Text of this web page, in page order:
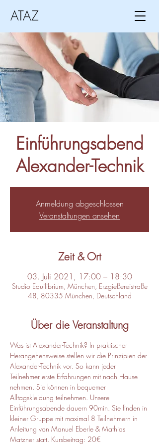
ATAZ
Einführungsabend
Alexander-Technik
Anmeldung abgeschlossen
Veranstaltungen ansehen
Zeit & Ort
03. Juli 2021, 17:00 – 18:30
Studio Equilibrium, München, Erzgießereistraße
48, 80335 München, Deutschland
Über die Veranstaltung
Was ist Alexander-Technik? In praktischer
Herangehensweise stellen wir die Prinzipien der
Alexander-Technik vor. So kann jeder
Teilnehmer erste Erfahrungen mit nach Hause
nehmen. Sie können in bequemer
Alltagskleidung teilnehmen. Unsere
Einführungsabende dauern 90min. Sie finden in
kleiner Gruppe mit maximal 8 Teilnehmern in
Anleitung von Manuel Eberle & Mathias
Matzner statt. Kursbeitrag: 20€